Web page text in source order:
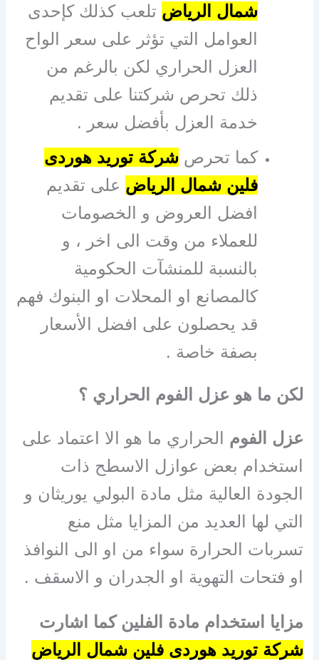
شمال الرياض تلعب كذلك كإحدى
العوامل التي تؤثر على سعر الواح
العزل الحراري لكن بالرغم من
ذلك تحرص شركتنا على تقديم
خدمة العزل بأفضل سعر .
كما تحرصشركة توريد هوردى
فلين شمال الرياض على تقديم
افضل العروض و الخصومات
للعملاء من وقت الى اخر ، و
بالنسبة للمنشآت الحكومية
كالمصانع او المحلات او البنوك فهم
قد يحصلون على افضل الأسعار
بصفة خاصة .
لكن ما هو عزل الفوم الحراري ؟
عزل الفوم الحراري ما هو الا اعتماد على
استخدام بعض عوازل الاسطح ذات
الجودة العالية مثل مادة البولي يوريثان و
التي لها العديد من المزايا مثل منع
تسربات الحرارة سواء من او الى النوافذ
او فتحات التهوية او الجدران و الاسقف .
مزايا استخدام مادة الفلين كما اشارت
شركة توريد هوردى فلين شمال الرياض